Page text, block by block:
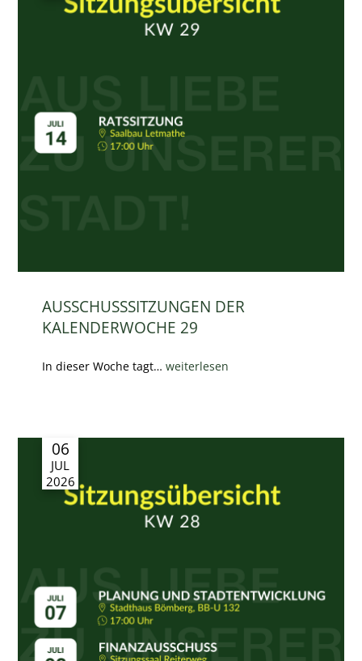
AUSSCHUSSSITZUNGEN DER
KALENDERWOCHE 29
In dieser Woche tagt…weiterlesen
06
JUL
2026